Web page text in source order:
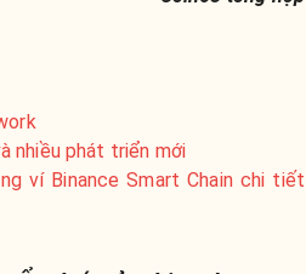
nhiều phát triển mới
ví Binance Smart Chain chi tiết